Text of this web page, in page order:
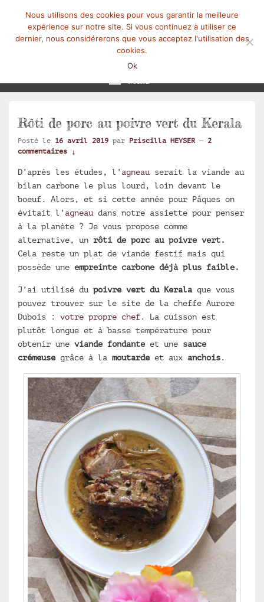
Rôti de porc au poivre vert du Kerala
Posté le 16 avril 2019 par Priscilla HEYSER — 2
commentaires ↓
D’après les études, l’agneau serait la viande au
bilan carbone le plus lourd, loin devant le
boeuf. Alors, et si cette année pour Pâques on
évitait l’agneau dans notre assiette pour penser
à la planète ? Je vous propose comme
alternative, un rôti de porc au poivre vert.
Cela reste un plat de viande festif mais qui
possède une empreinte carbone déjà plus faible.
J’ai utilisé du poivre vert du Keralaque vous
pouvez trouver sur le site de la cheffe Aurore
Dubois : votre propre chef.
La cuisson est
plutôt longue et à basse température pour
obtenir une viande fondante et une sauce
crémeuse grâce à la moutarde et aux anchois.
Nous utilisons des cookies pour vous garantir la meilleure
expérience sur notre site. Si vous continuez à utiliser ce
dernier, nous considérerons que vous acceptez l'utilisation des
cookies.
Ok